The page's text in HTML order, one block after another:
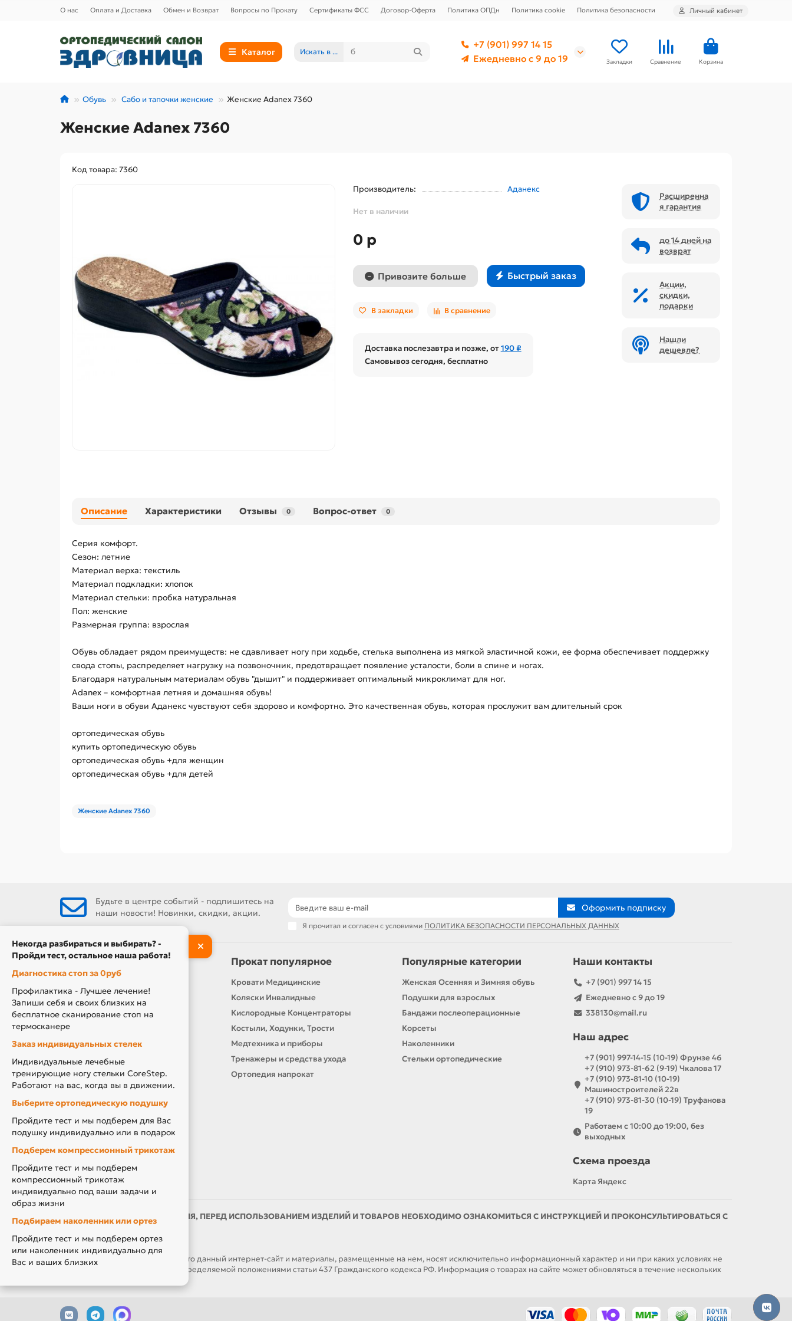
О нас Оплата и Доставка Обмен и Возврат Вопросы по Прокату Сертификаты ФСС Договор-Оферта Политика ОПДн Политика cookie Политика безопасности Личный кабинет
Каталог Искать в ...
+7 (901) 997 14 15
Ежедневно с 9 до 19
Закладки Сравнение Корзина
Обувь Сабо и тапочки женские Женские Adanex 7360
Женские Adanex 7360
Код товара: 7360
Производитель:
Аданекс
Нет в наличии
0 р
Привозите больше Быстрый заказ
В закладки В сравнение
Доставка послезавтра и позже, от190 ₽
Самовывоз сегодня, бесплатно
Расширенна
я гарантия
до 14 дней на
возврат
Акции,
скидки,
подарки
Нашли
дешевле?
Описание Характеристики Отзывы 0 Вопрос-ответ 0
Серия комфорт.
Сезон: летние
Материал верха: текстиль
Материал подкладки: хлопок
Материал стельки: пробка натуральная
Пол: женские
Размерная группа: взрослая
Обувь обладает рядом преимуществ: не сдавливает ногу при ходьбе, стелька выполнена из мягкой эластичной кожи, ее форма обеспечивает поддержку
свода стопы, распределяет нагрузку на позвоночник, предотвращает появление усталости, боли в спине и ногах.
Благодаря натуральным материалам обувь "дышит" и поддерживает оптимальный микроклимат для ног.
Adanex – комфортная летняя и домашняя обувь!
Ваши ноги в обуви Аданекс чувствуют себя здорово и комфортно. Это качественная обувь, которая прослужит вам длительный срок
ортопедическая обувь
купить ортопедическую обувь
ортопедическая обувь +для женщин
ортопедическая обувь +для детей
Женские Adanex 7360
Будьте в центре событий - подпишитесь на
наши новости! Новинки, скидки, акции.
Оформить подписку
Я прочитал и согласен с условиями ПОЛИТИКА БЕЗОПАСНОСТИ ПЕРСОНАЛЬНЫХ ДАННЫХ
Информация
О нас
Производители
Новости
Оплата и доставка
Подарочный сертификат
Товары по Акции
Акция Вторая Жизнь
Акция Скидка за Отзыв
Компенсация за ТСР
Прокат популярное
Кровати Медицинские
Коляски Инвалидные
Кислородные Концентраторы
Костыли, Ходунки, Трости
Медтехника и приборы
Тренажеры и средства ухода
Ортопедия напрокат
Популярные категории
Женская Осенняя и Зимняя обувь
Подушки для взрослых
Бандажи послеоперационные
Корсеты
Наколенники
Стельки ортопедические
Наши контакты
+7 (901) 997 14 15
Ежедневно с 9 до 19
338130@mail.ru
Наш адрес
+7 (901) 997-14-15 (10-19) Фрунзе 46
+7 (910) 973-81-62 (9-19) Чкалова 17
+7 (910) 973-81-10 (10-19)
Машиностроителей 22в
+7 (910) 973-81-30 (10-19) Труфанова
19
Работаем с 10:00 до 19:00, без
выходных
Схема проезда
Карта Яндекс
ИМЕЮТСЯ ПРОТИВОПОКАЗАНИЯ, ПЕРЕД ИСПОЛЬЗОВАНИЕМ ИЗДЕЛИЙ И ТОВАРОВ НЕОБХОДИМО ОЗНАКОМИТЬСЯ С ИНСТРУКЦИЕЙ И ПРОКОНСУЛЬТИРОВАТЬСЯ С
ВРАЧОМ
ОБРАЩАЕМ ВАШЕ ВНИМАНИЕ, что данный интернет-сайт и материалы, размещенные на нем, носят исключительно информационный характер и ни при каких условиях не
являются публичной офертой, определяемой положениями статьи 437 Гражданского кодекса РФ. Информация о товарах на сайте может обновляться в течение нескольких
Некогда разбираться и выбирать? -
Пройди тест, остальное наша работа!
Диагностика стоп за 0руб
Профилактика - Лучшее лечение!
Запиши себя и своих близких на
бесплатное сканирование стоп на
термосканере
Заказ индивидуальных стелек
Индивидуальные лечебные
тренирующие ногу стельки CoreStep.
Работают на вас, когда вы в движении.
Выберите ортопедическую подушку
Пройдите тест и мы подберем для Вас
подушку индивидуально или в подарок
Подберем компрессионный трикотаж
Пройдите тест и мы подберем
компрессионный трикотаж
индивидуально под ваши задачи и
образ жизни
Подбираем наколенник или ортез
Пройдите тест и мы подберем ортез
или наколенник индивидуально для
Вас и ваших близких